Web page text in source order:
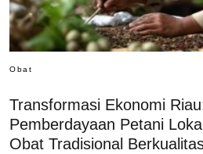
Obat
Transformasi Ekonomi
Pemberdayaan Petani
Obat Tradisional